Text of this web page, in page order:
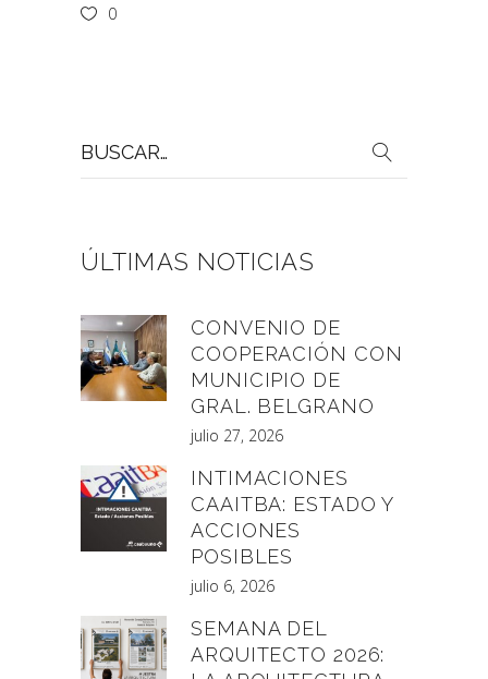
0
por:
ÚLTIMAS NOTICIAS
CONVENIO DE
COOPERACIÓN CON
MUNICIPIO DE
GRAL. BELGRANO
julio 27, 2026
INTIMACIONES
CAAITBA: ESTADO Y
ACCIONES
POSIBLES
julio 6, 2026
SEMANA DEL
ARQUITECTO 2026: